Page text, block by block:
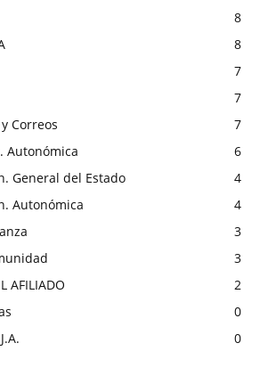
8
8
7
7
Correos
7
Autonómica
6
General del Estado
4
Autonómica
4
3
3
AFILIADO
2
0
0